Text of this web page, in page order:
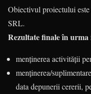
Obiectivul proiectului
SRL.
Rezultate finale în
menținerea activității
menținerea/
data depunerii cererii,